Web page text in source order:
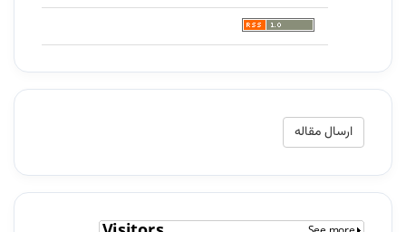
ارسال
مقاله
ارسال مقاله
شمارش‌گر